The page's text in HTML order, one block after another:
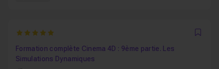
5
Formation complète Cinema 4D : 9ème partie. Les
Simulations Dynamiques